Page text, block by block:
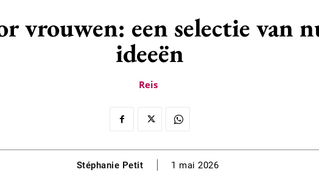
vrouwen: een selectie van
ideeën
Reis
Stéphanie Petit 1 mai 2026